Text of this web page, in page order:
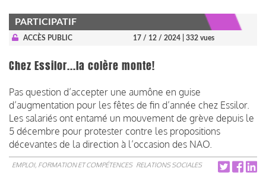
PARTICIPATIF
ACCÈS PUBLIC 17 / 12 / 2024 | 332 vues
Chez Essilor...la colère monte!
Pas question d’accepter une aumône en guise
d’augmentation pour les fêtes de fin d’année chez Essilor.
Les salariés ont entamé un mouvement de grève depuis le
5 décembre pour protester contre les propositions
décevantes de la direction à l’occasion des NAO.
EMPLOI, FORMATION ET COMPÉTENCES RELATIONS SOCIALES